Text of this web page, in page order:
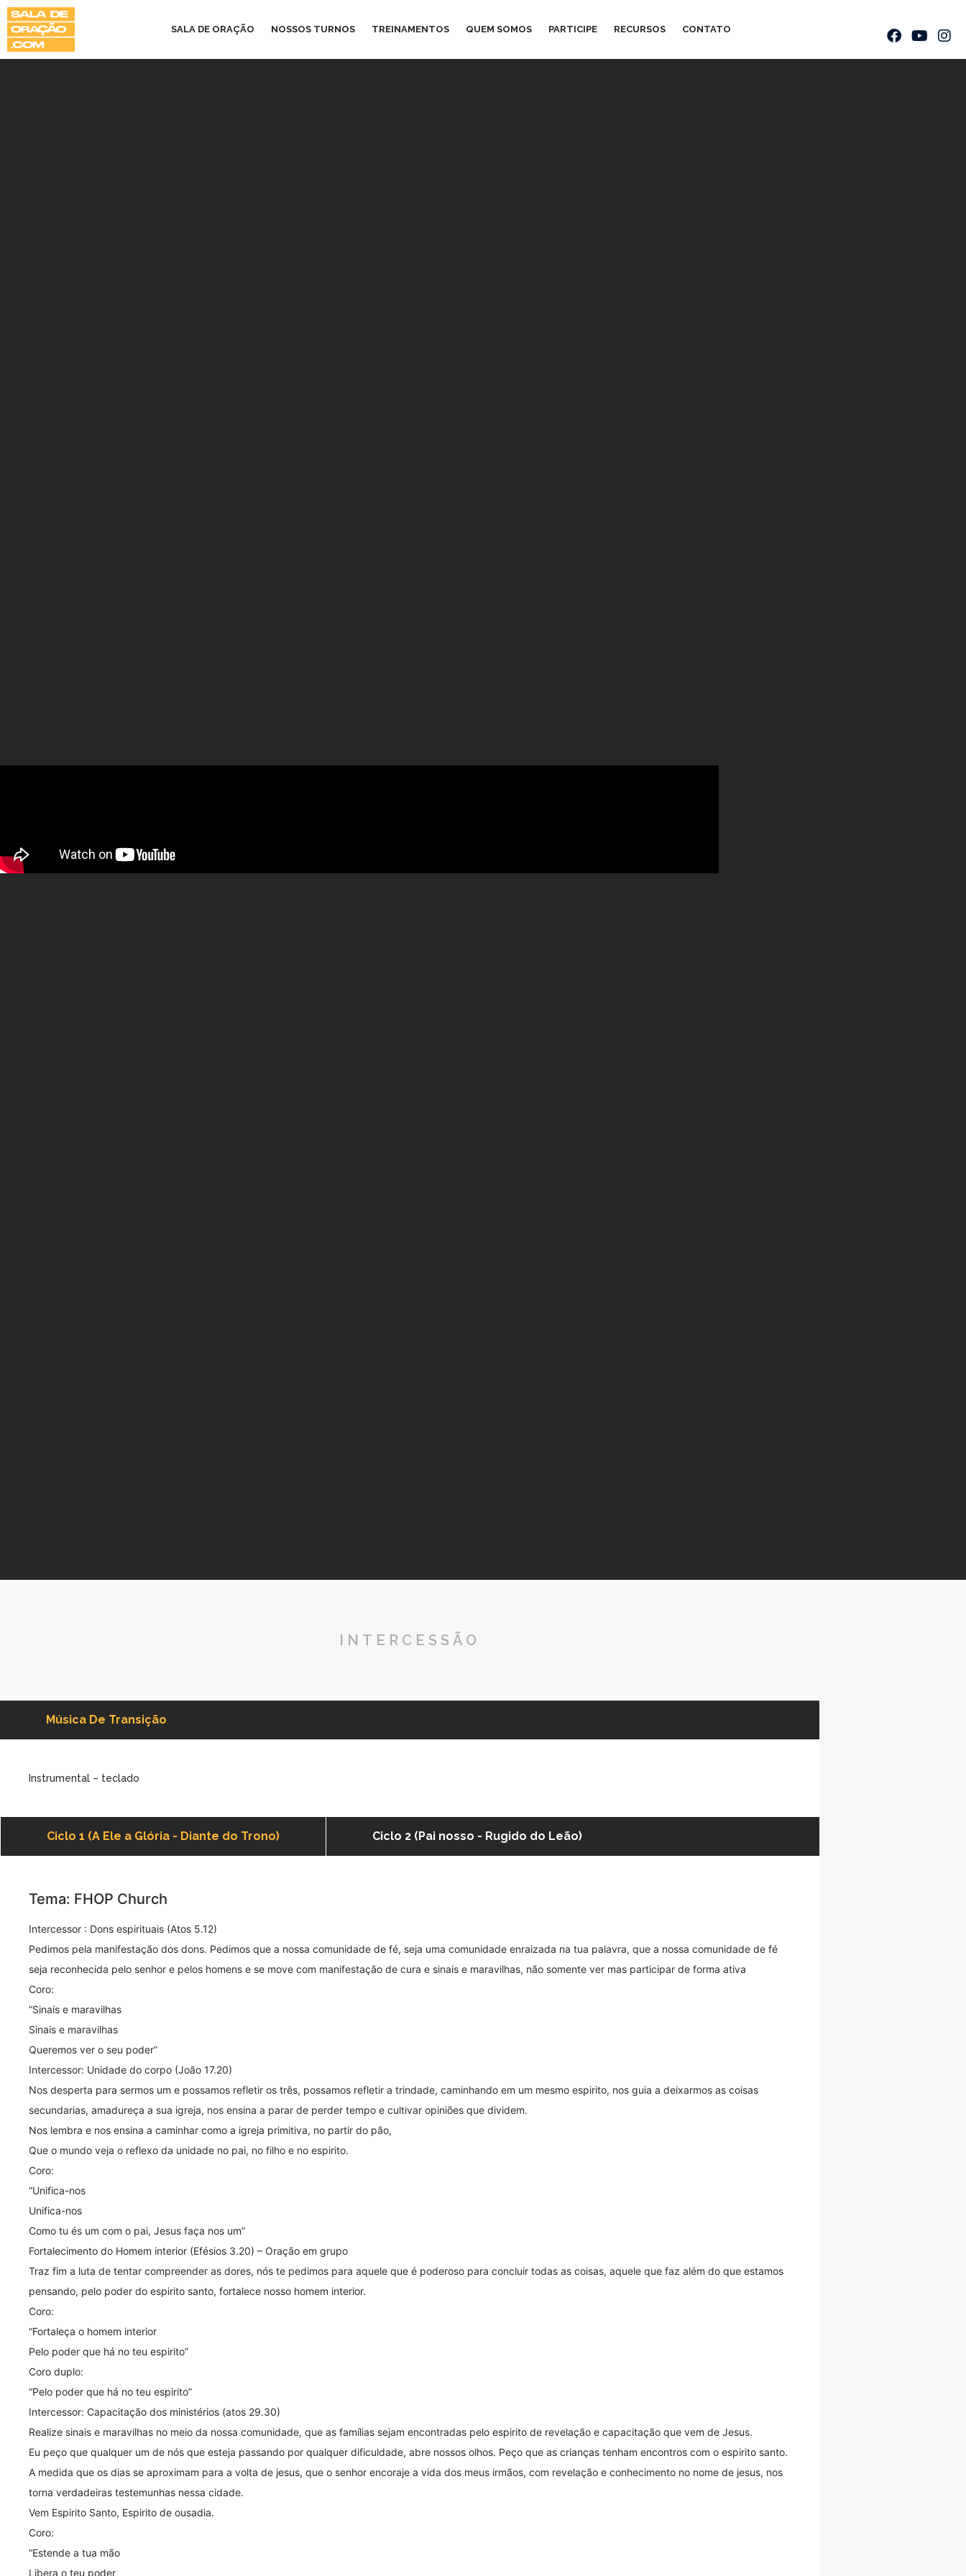
SALA DE ORAÇÃO NOSSOS TURNOS TREINAMENTOS QUEM SOMOS PARTICIPE RECURSOS CONTATO
INTERCESSÃO
Música De Transição
Instrumental – teclado
Ciclo 1 (A Ele a Glória - Diante do Trono) Ciclo 2 (Pai nosso - Rugido do Leão)
Tema: FHOP Church
Intercessor : Dons espirituais (Atos 5.12)
Pedimos pela manifestação dos dons. Pedimos que a nossa comunidade de fé, seja uma comunidade enraizada na tua palavra, que a nossa comunidade de fé
seja reconhecida pelo senhor e pelos homens e se move com manifestação de cura e sinais e maravilhas, não somente ver mas participar de forma ativa
Coro:
“Sinais e maravilhas
Sinais e maravilhas
Queremos ver o seu poder”
Intercessor: Unidade do corpo (João 17.20)
Nos desperta para sermos um e possamos refletir os três, possamos refletir a trindade, caminhando em um mesmo espirito, nos guia a deixarmos as coisas
secundarias, amadureça a sua igreja, nos ensina a parar de perder tempo e cultivar opiniões que dividem.
Nos lembra e nos ensina a caminhar como a igreja primitiva, no partir do pão,
Que o mundo veja o reflexo da unidade no pai, no filho e no espirito.
Coro:
“Unifica-nos
Unifica-nos
Como tu és um com o pai, Jesus faça nos um”
Fortalecimento do Homem interior (Efésios 3.20) – Oração em grupo
Traz fim a luta de tentar compreender as dores, nós te pedimos para aquele que é poderoso para concluir todas as coisas, aquele que faz além do que estamos
pensando, pelo poder do espirito santo, fortalece nosso homem interior.
Coro:
“Fortaleça o homem interior
Pelo poder que há no teu espirito”
Coro duplo:
“Pelo poder que há no teu espirito”
Intercessor: Capacitação dos ministérios (atos 29.30)
Realize sinais e maravilhas no meio da nossa comunidade, que as famílias sejam encontradas pelo espirito de revelação e capacitação que vem de Jesus.
Eu peço que qualquer um de nós que esteja passando por qualquer dificuldade, abre nossos olhos. Peço que as crianças tenham encontros com o espirito santo.
A medida que os dias se aproximam para a volta de jesus, que o senhor encoraje a vida dos meus irmãos, com revelação e conhecimento no nome de jesus, nos
torna verdadeiras testemunhas nessa cidade.
Vem Espirito Santo, Espirito de ousadia.
Coro:
“Estende a tua mão
Libera o teu poder